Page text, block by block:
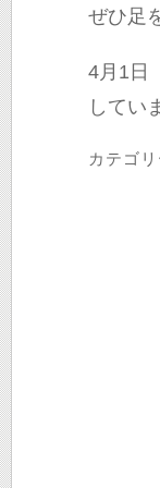
ぜひ足
4月1日
してい
カテゴ